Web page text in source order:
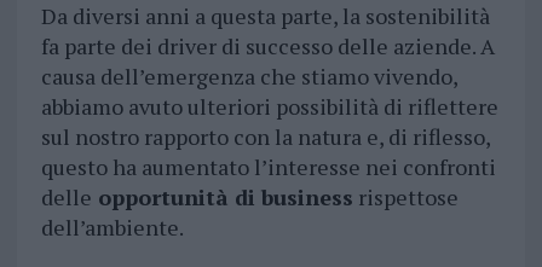
Da diversi anni a questa parte, la sostenibilità
fa parte dei driver di successo delle aziende. A
causa dell’emergenza che stiamo vivendo,
abbiamo avuto ulteriori possibilità di riflettere
sul nostro rapporto con la natura e, di riflesso,
questo ha aumentato l’interesse nei confronti
delle opportunità di business rispettose
dell’ambiente.